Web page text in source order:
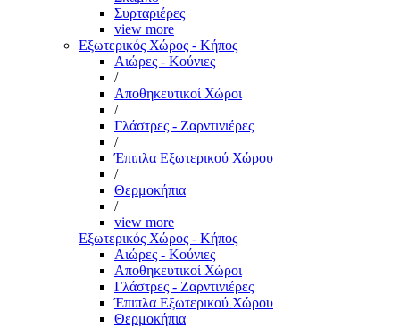
Συρταριέρες
view more
Εξωτερικός Χώρος - Κήπος
Αιώρες - Κούνιες
/
Αποθηκευτικοί Χώροι
/
Γλάστρες - Ζαρντινιέρες
/
Έπιπλα Εξωτερικού Χώρου
/
Θερμοκήπια
/
view more
Εξωτερικός Χώρος - Κήπος
Αιώρες - Κούνιες
Αποθηκευτικοί Χώροι
Γλάστρες - Ζαρντινιέρες
Έπιπλα Εξωτερικού Χώρου
Θερμοκήπια